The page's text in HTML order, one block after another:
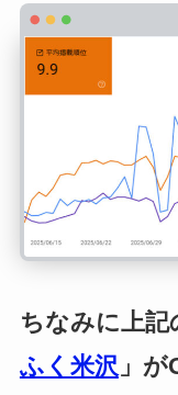
ちなみに上記
ふく米沢」が